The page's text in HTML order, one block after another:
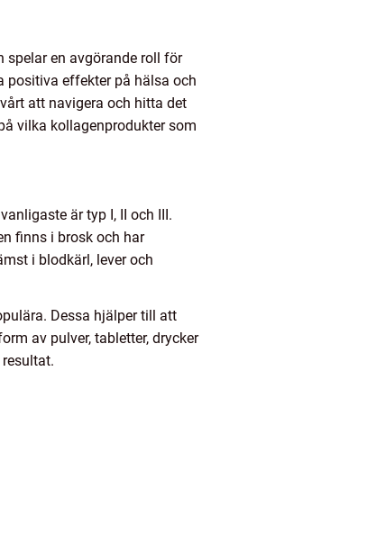
spelar en avgörande roll för
positiva effekter på hälsa och
att navigera och hitta det
vilka kollagenprodukter som
är typ I, II och III.
finns i brosk och har
i blodkärl, lever och
Dessa hjälper till att
av pulver, tabletter, drycker